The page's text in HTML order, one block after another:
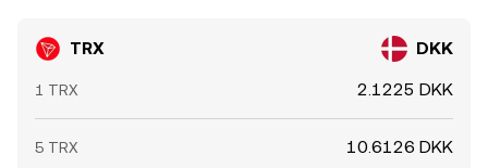
TRX DKK
1 TRX 2.1225 DKK
5 TRX 10.6126 DKK